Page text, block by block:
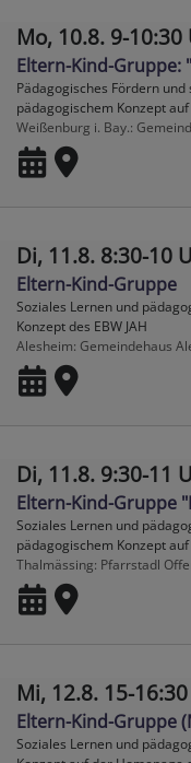
Mo, 10.8. 9-10:30
Eltern-Kind-Gruppe:
Pädagogisches Fördern
pädagogischem Konzept
Weißenburg i. Bay.
Di, 11.8. 8:30-10
Eltern-Kind-Gruppe
Soziales Lernen und
Konzept des EBW JAH
Alesheim Gemeindehaus
Di, 11.8. 9:30-11
Eltern-Kind-Gruppe
Soziales Lernen und
pädagogischem Konzept
Thalmässing Pfarrstadl
Mi, 12.8. 15-
Eltern-Kind-Gruppe
Soziales Lernen und